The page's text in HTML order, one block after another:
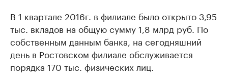
В 1 квартале 2016г. в филиале было открыто 3,95
тыс. вкладов на общую сумму 1,8 млрд руб. По
собственным данным банка, на сегодняшний
день в Ростовском филиале обслуживается
порядка 170 тыс. физических лиц.